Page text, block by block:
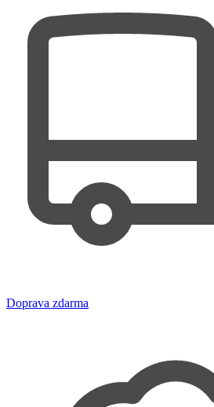
Doprava zdarma